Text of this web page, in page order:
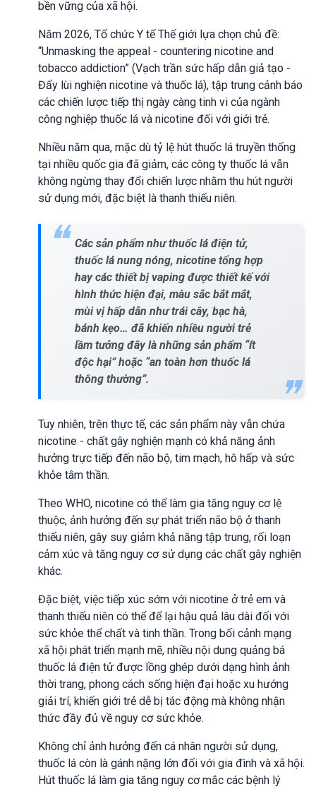
bền vững của xã hội.
Năm 2026, Tổ chức Y tế Thế giới lựa chọn chủ đề:
“Unmasking the appeal - countering nicotine and
tobacco addiction” (Vạch trần sức hấp dẫn giả tạo -
Đẩy lùi nghiện nicotine và thuốc lá), tập trung cảnh báo
các chiến lược tiếp thị ngày càng tinh vi của ngành
công nghiệp thuốc lá và nicotine đối với giới trẻ.
Nhiều năm qua, mặc dù tỷ lệ hút thuốc lá truyền thống
tại nhiều quốc gia đã giảm, các công ty thuốc lá vẫn
không ngừng thay đổi chiến lược nhằm thu hút người
sử dụng mới, đặc biệt là thanh thiếu niên.
Các sản phẩm như thuốc lá điện tử,
thuốc lá nung nóng, nicotine tổng hợp
hay các thiết bị vaping được thiết kế với
hình thức hiện đại, màu sắc bắt mắt,
mùi vị hấp dẫn như trái cây, bạc hà,
bánh kẹo… đã khiến nhiều người trẻ
lầm tưởng đây là những sản phẩm “ít
độc hại” hoặc “an toàn hơn thuốc lá
thông thường”.
Tuy nhiên, trên thực tế, các sản phẩm này vẫn chứa
nicotine - chất gây nghiện mạnh có khả năng ảnh
hưởng trực tiếp đến não bộ, tim mạch, hô hấp và sức
khỏe tâm thần.
Theo WHO, nicotine có thể làm gia tăng nguy cơ lệ
thuộc, ảnh hưởng đến sự phát triển não bộ ở thanh
thiếu niên, gây suy giảm khả năng tập trung, rối loạn
cảm xúc và tăng nguy cơ sử dụng các chất gây nghiện
khác.
Đặc biệt, việc tiếp xúc sớm với nicotine ở trẻ em và
thanh thiếu niên có thể để lại hậu quả lâu dài đối với
sức khỏe thể chất và tinh thần. Trong bối cảnh mạng
xã hội phát triển mạnh mẽ, nhiều nội dung quảng bá
thuốc lá điện tử được lồng ghép dưới dạng hình ảnh
thời trang, phong cách sống hiện đại hoặc xu hướng
giải trí, khiến giới trẻ dễ bị tác động mà không nhận
thức đầy đủ về nguy cơ sức khỏe.
Không chỉ ảnh hưởng đến cá nhân người sử dụng,
thuốc lá còn là gánh nặng lớn đối với gia đình và xã hội.
Hút thuốc lá làm gia tăng nguy cơ mắc các bệnh lý